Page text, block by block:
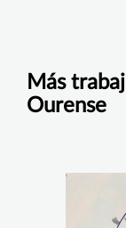
Más
Ourense